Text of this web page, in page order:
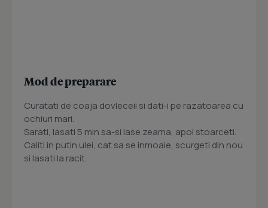
Mod de preparare
Curatati de coaja dovleceii si dati-i pe razatoarea cu
ochiuri mari.
Sarati, lasati 5 min sa-si lase zeama, apoi stoarceti.
Caliti in putin ulei, cat sa se inmoaie, scurgeti din nou
si lasati la racit.